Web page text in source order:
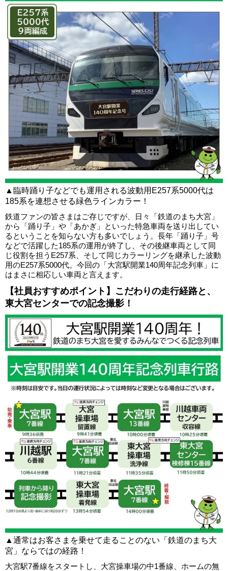
▲臨時踊り子などでも運用される波動用E257系5000代は
185系を連想させる緑色ラインカラー！
鉄道ファンの皆さまはご存じですが、日々「鉄道のまち大宮」
から「踊り子」や「あかぎ」といった特急車両を送り出してい
るということを知らない方も多いでしょう。長年「踊り子」号
などで活躍した185系の運用が終了し、その後継車両として同
じ役割を担うE257系、そして同じカラーリングを継承した波動
用のE257系5000代。今回の「大宮駅開業140周年記念列車」に
はまさに相応しい車両と言えます。
【社員おすすめポイント】こだわりの走行経路と、
東大宮センターでの記念撮影！
▲通常はお客さまを乗せて走ることのない「鉄道のまち大
宮」ならではの経路！
大宮駅7番線をスタートし、大宮操車場の中1番線、ホームの無